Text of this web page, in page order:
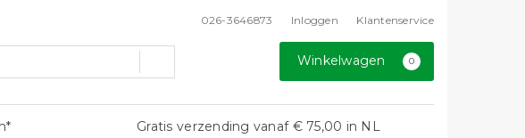
026-3646873 Inloggen Klantenservice
Winkelwagen 0
Gratis verzending vanaf € 75,00 in NL